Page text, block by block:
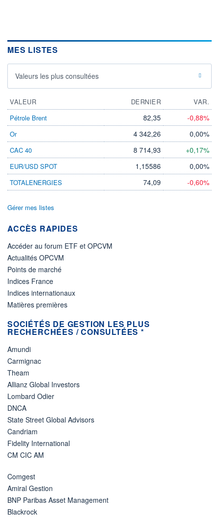
MES LISTES
Valeurs les plus consultées
VALEUR DERNIER
VAR.
Pétrole Brent
82,35 -0,88%
Or 4 342,26 0,00%
CAC 40 8 714,93 +0,17%
EUR/USD SPOT 1,15586 0,00%
TOTALENERGIES 74,09 -0,60%
Gérer mes listes
ACCÈS RAPIDES
Accéder au forum ETF et OPCVM
Actualités OPCVM
Points de marché
Indices France
Indices internationaux
Matières premières
SOCIÉTÉS DE GESTION LES PLUS
RECHERCHÉES / CONSULTÉES *
Amundi
Carmignac
Theam
Allianz Global Investors
Lombard Odier
DNCA
State Street Global Advisors
Candriam
Fidelity International
CM CIC AM
Comgest
Amiral Gestion
BNP Paribas Asset Management
Blackrock